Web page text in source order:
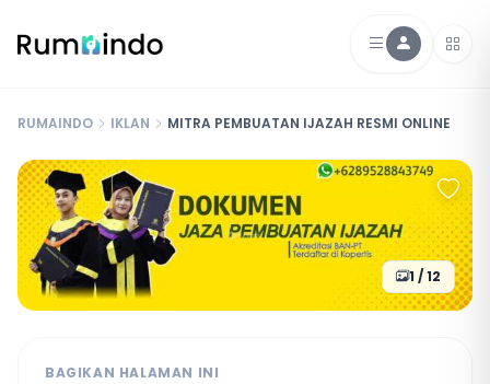
RUMAINDO IKLAN MITRA PEMBUATAN IJAZAH RESMI ONLINE
1 / 12
BAGIKAN HALAMAN INI